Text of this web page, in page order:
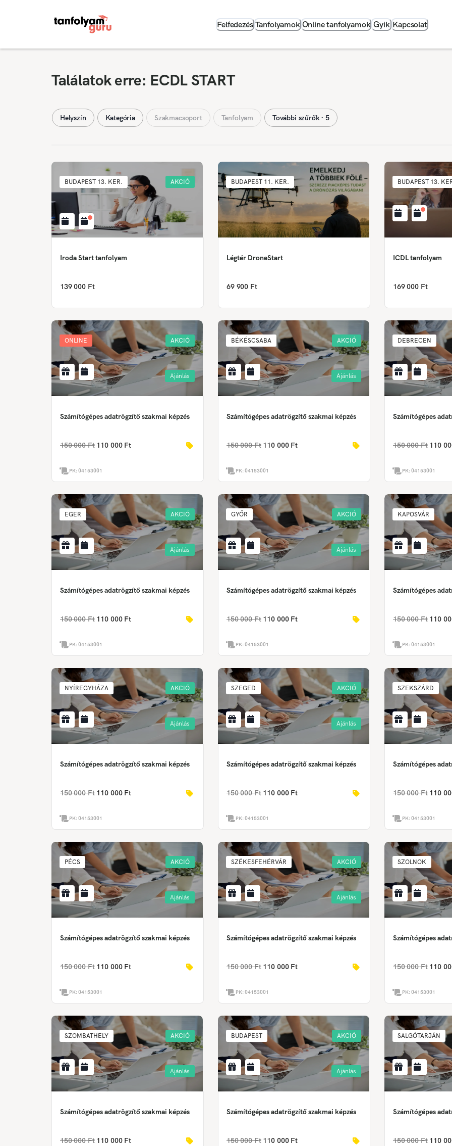
Felfedezés Tanfolyamok Online tanfolyamok Gyik Kapcsolat
Találatok erre: ECDL START
Helyszín Kategória Szakmacsoport Tanfolyam További szűrők ∙ 5
BUDAPEST 13. KER. AKCIÓ
Iroda Start tanfolyam
139 000 Ft
BUDAPEST 11. KER.
Légtér DroneStart
69 900 Ft
BUDAPEST 13.
ICDL tanfolyam
169 000 Ft
ONLINE AKCIÓ
Ajánlás
Számítógépes adatrögzítő szakmai képzés
150 000 Ft 110 000 Ft
PK:04153001
BÉKÉSCSABA AKCIÓ
Ajánlás
Számítógépes adatrögzítő szakmai képzés
150 000 Ft 110 000 Ft
PK:04153001
DEBRECEN
Számítógépes
150 000 Ft 110
PK:04153001
EGER AKCIÓ
Ajánlás
Számítógépes adatrögzítő szakmai képzés
150 000 Ft 110 000 Ft
PK:04153001
GYŐR AKCIÓ
Ajánlás
Számítógépes adatrögzítő szakmai képzés
150 000 Ft 110 000 Ft
PK:04153001
KAPOSVÁR
Számítógépes
150 000 Ft 110
PK:04153001
NYÍREGYHÁZA AKCIÓ
Ajánlás
Számítógépes adatrögzítő szakmai képzés
150 000 Ft 110 000 Ft
PK:04153001
SZEGED AKCIÓ
Ajánlás
Számítógépes adatrögzítő szakmai képzés
150 000 Ft 110 000 Ft
PK:04153001
SZEKSZÁRD
Számítógépes
150 000 Ft 110
PK:04153001
PÉCS AKCIÓ
Ajánlás
Számítógépes adatrögzítő szakmai képzés
150 000 Ft 110 000 Ft
PK:04153001
SZÉKESFEHÉRVÁR AKCIÓ
Ajánlás
Számítógépes adatrögzítő szakmai képzés
150 000 Ft 110 000 Ft
PK:04153001
SZOLNOK
Számítógépes
150 000 Ft 110
PK:04153001
SZOMBATHELY AKCIÓ
Ajánlás
Számítógépes adatrögzítő szakmai képzés
150 000 Ft 110 000 Ft
BUDAPEST AKCIÓ
Ajánlás
Számítógépes adatrögzítő szakmai képzés
150 000 Ft 110 000 Ft
SALGÓTARJÁN
Számítógépes
150 000 Ft 110